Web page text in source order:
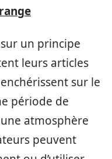
un principe
leurs articles
sur le
période de
atmosphère
peuvent